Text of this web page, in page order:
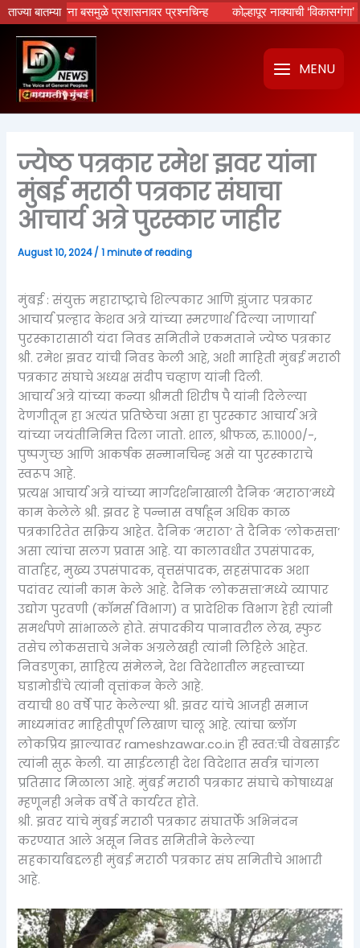
ताज्या बातम्याबसमुळे प्रशासनावर प्रश्नचिन्ह कोल्हापूर नाक्याची ‘विकासगंगा’
Skip
to
content
MENU
ज्येष्ठ पत्रकार रमेश झवर यांना
मुंबई मराठी पत्रकार संघाचा
आचार्य अत्रे पुरस्कार जाहीर
August 10, 2024/1 minute of reading
मुंबई : संयुक्त महाराष्ट्राचे शिल्पकार आणि झुंजार पत्रकार
आचार्य प्रल्हाद केशव अत्रे यांच्या स्मरणार्थ दिल्या जाणार्या
पुरस्कारासाठी यंदा निवड समितीने एकमताने ज्येष्ठ पत्रकार
श्री. रमेश झवर यांची निवड केली आहे, अशी माहिती मुंबई मराठी
पत्रकार संघाचे अध्यक्ष संदीप चव्हाण यांनी दिली.
आचार्य अत्रे यांच्या कन्या श्रीमती शिरीष पै यांनी दिलेल्या
देणगीतून हा अत्यंत प्रतिष्ठेचा असा हा पुरस्कार आचार्य अत्रे
यांच्या जयंतीनिमित्त दिला जातो. शाल, श्रीफळ, रु.११०००/-,
पुष्पगुच्छ आणि आकर्षक सन्मानचिन्ह असे या पुरस्काराचे
स्वरूप आहे.
प्रत्यक्ष आचार्य अत्रे यांच्या मार्गदर्शनाखाली दैनिक ‘मराठा’मध्ये
काम केलेले श्री. झवर हे पन्नास वर्षांहून अधिक काळ
पत्रकारितेत सक्रिय आहेत. दैनिक ‘मराठा’ ते दैनिक ‘लोकसत्ता’
असा त्यांचा सलग प्रवास आहे. या कालावधीत उपसंपादक,
वार्ताहर, मुख्य उपसंपादक, वृत्तसंपादक, सहसंपादक अशा
पदांवर त्यांनी काम केले आहे. दैनिक ‘लोकसत्ता’मध्ये व्यापार
उद्योग पुरवणी (कॉमर्स विभाग) व प्रादेशिक विभाग हेही त्यांनी
समर्थपणे सांभाळले होते. संपादकीय पानावरील लेख, स्फुट
तसेच लोकसत्ताचे अनेक अग्रलेखही त्यांनी लिहिले आहेत.
निवडणुका, साहित्य संमेलने, देश विदेशातील महत्त्वाच्या
घडामोडींचे त्यांनी वृत्तांकन केले आहे.
वयाची ८० वर्षे पार केलेल्या श्री. झवर यांचे आजही समाज
माध्यमांवर माहितीपूर्ण लिखाण चालू आहे. त्यांचा ब्लॉग
लोकप्रिय झाल्यावर rameshzawar.co.in ही स्वत:ची वेबसाईट
त्यांनी सुरू केली. या साईटलाही देश विदेशात सर्वत्र चांगला
प्रतिसाद मिळाला आहे. मुंबई मराठी पत्रकार संघाचे कोषाध्यक्ष
म्हणूनही अनेक वर्षे ते कार्यरत होते.
श्री. झवर यांचे मुंबई मराठी पत्रकार संघातर्फे अभिनंदन
करण्यात आले असून निवड समितीने केलेल्या
सहकार्याबद्दलही मुंबई मराठी पत्रकार संघ समितीचे आभारी
आहे.